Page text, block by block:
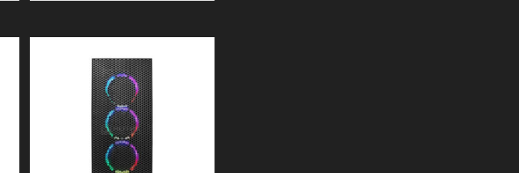
401QR
9S6-
3EA54H-
016